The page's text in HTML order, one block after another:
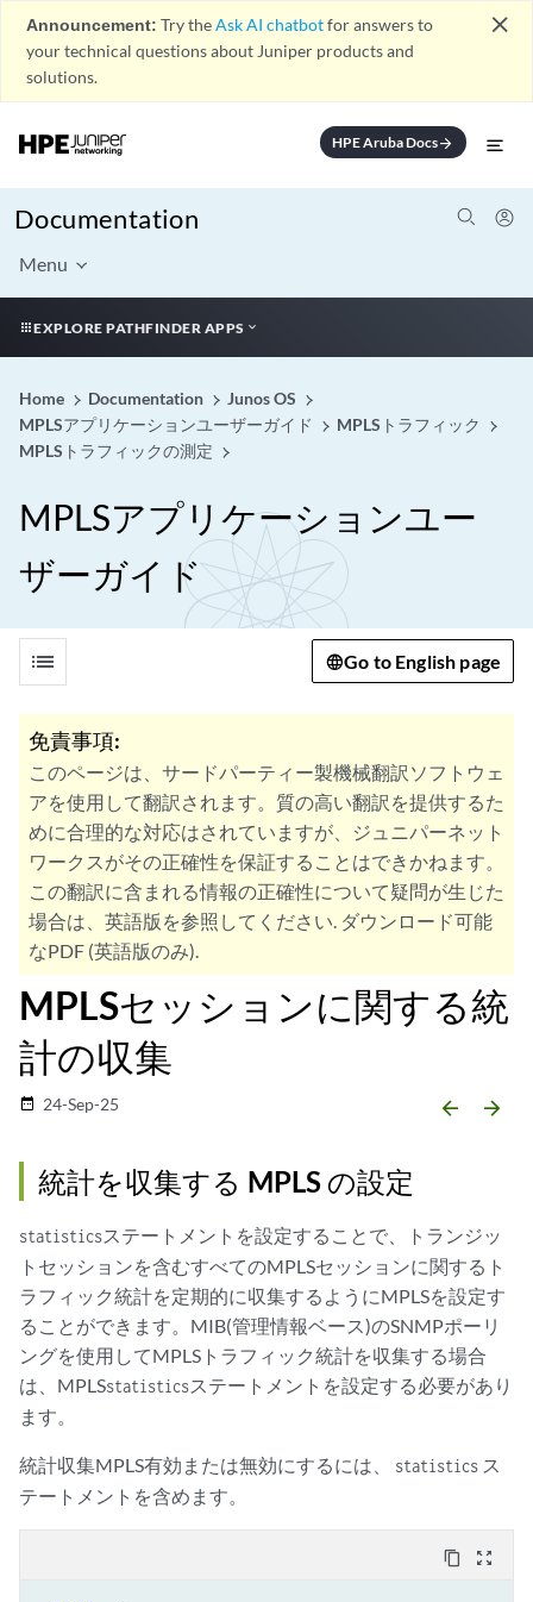
Announcement: Try theAsk AI chatbotfor answers to
your technical questions about Juniper products and
solutions.
close
HPE Aruba Docsarrow_forward
Documentation
Menu
EXPLORE PATHFINDER APPS
Home Documentation
Junos OS
MPLSアプリケーションユーザーガイド
MPLSトラフィック
MPLSトラフィックの測定
MPLSアプリケーションユー
ザーガイド
list Go to English page
免責事項:
このページは、サードパーティー製機械翻訳ソフトウェ
アを使用して翻訳されます。質の高い翻訳を提供するた
めに合理的な対応はされていますが、ジュニパーネット
ワークスがその正確性を保証することはできかねます。
この翻訳に含まれる情報の正確性について疑問が生じた
場合は、英語版を参照してください. ダウンロード可能
なPDF (英語版のみ).
MPLSセッションに関する統
計の収集
date_range 24-Sep-25 arrow_backward arrow_forward
統計を収集する MPLS の設定
statisticsステートメントを設定することで、トランジッ
トセッションを含むすべてのMPLSセッションに関するト
ラフィック統計を定期的に収集するようにMPLSを設定す
ることができます。MIB(管理情報ベース)のSNMPポーリ
ングを使用してMPLSトラフィック統計を収集する場合
は、MPLSstatisticsステートメントを設定する必要があり
ます。
統計収集MPLS有効または無効にするには、 statistics ス
テートメントを含めます。
content_copy zoom_out_map